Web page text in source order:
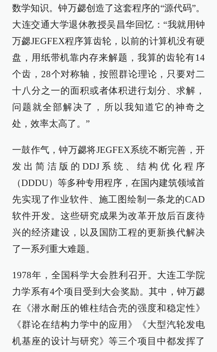
数学知识。钟万勰创造了这套程序的“源代码”。
大连交通大学退休教授吴昌华回忆：“我就用钟
万勰JEGFEX程序算齿轮，以前的计算机没有硬
盘，用纸带机靠内存来解题，我算的齿轮有14
个齿，28个对称轴，按照群论理论，只要对二
十八分之一的面积或者体积进行划分、求解，
问题就全部解决了，所以我知道它的神奇之
处，效率太高了。”
一鼓作气，钟万勰将JEGFEX系统不断完善，开
发出简洁版的DDJ系统、结构优化程序
（DDDU）等多种专用程序，在国内建筑领域首
先实现了作业软件、施工图绘制一条龙的CAD
软件开发。这些研究成果为改革开放后百废待
兴的经济建设，以及国防工程的更新换代解决
了一系列重大难题。
1978年，全国科学大会胜利召开。大连工学院
力学系有4个项目受到大会奖励。其中，钟万勰
在《潜水耐压的锥柱结合壳的强度和稳定性》
《群论在结构力学中的应用》《大型汽轮发电
机基座的设计与研究》等三个项目中都发挥了